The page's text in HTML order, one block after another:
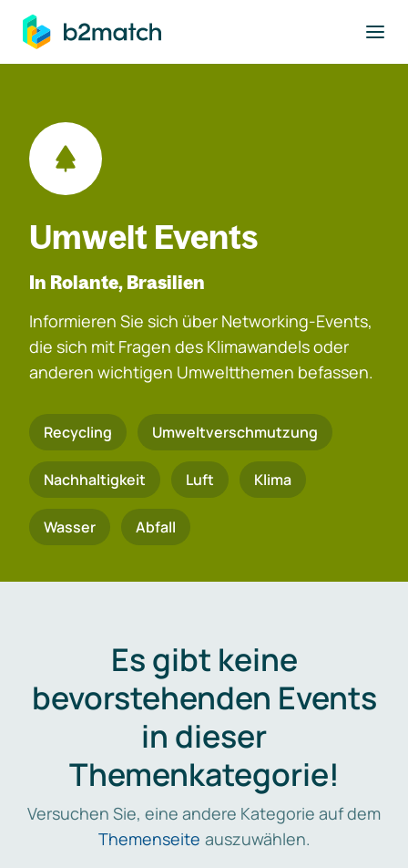
springen
Umwelt Events
In Rolante, Brasilien
Informieren Sie sich über Networking-Events,
die sich mit Fragen des Klimawandels oder
anderen wichtigen Umweltthemen befassen.
Recycling Umweltverschmutzung
Nachhaltigkeit Luft Klima
Wasser Abfall
Es gibt keine
bevorstehenden Events
in dieser
Themenkategorie!
Versuchen Sie, eine andere Kategorie auf dem
Themenseite auszuwählen.